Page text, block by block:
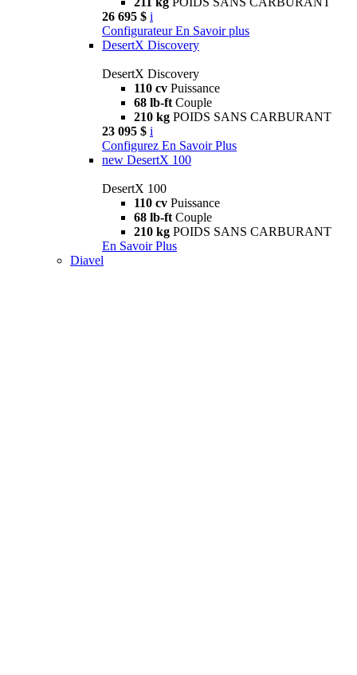
26 695 $ i
Configurateur En Savoir plus
DesertX Discovery
DesertX Discovery
110 cv Puissance
68 lb-ft Couple
210 kg POIDS SANS CARBURANT
23 095 $ i
Configurez En Savoir Plus
new DesertX 100
DesertX 100
110 cv Puissance
68 lb-ft Couple
210 kg POIDS SANS CARBURANT
En Savoir Plus
Diavel